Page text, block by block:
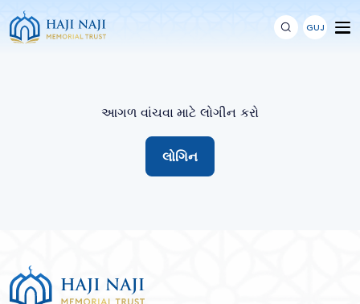
GUJ
આગળ વાંચવા માટે લોગીન કરો
લોગિન